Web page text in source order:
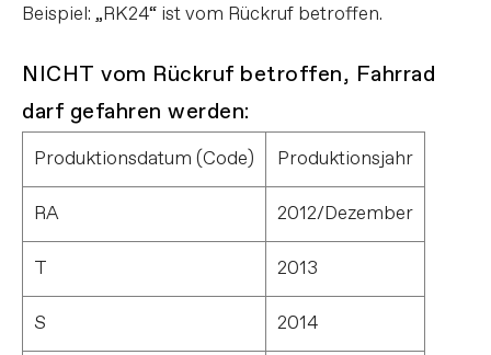
Beispiel: „RK24“ ist vom Rückruf betroffen.
NICHT vom Rückruf betroffen, Fahrrad
darf gefahren werden:
Produktionsdatum (Code) Produktionsjahr
RA 2012/Dezember
T 2013
S 2014